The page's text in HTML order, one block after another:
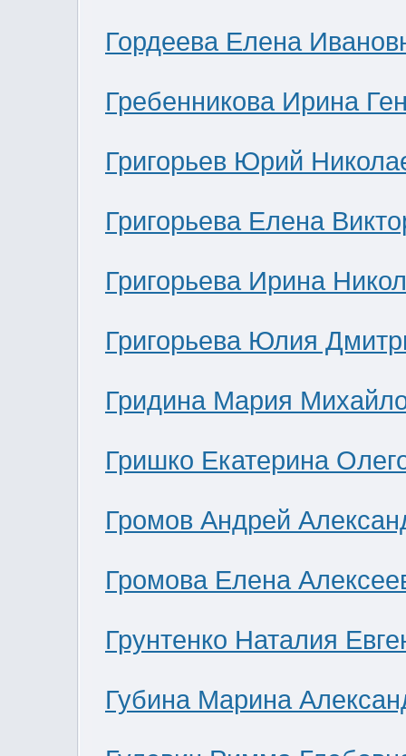
Гордеева Елена
Гребенникова Ирина
Григорьев Юрий
Григорьева Елена
Григорьева Ирина
Григорьева Юлия
Гридина Мария
Гришко Екатерина
Громов Андрей
Громова Елена
Грунтенко Наталия
Губина Марина